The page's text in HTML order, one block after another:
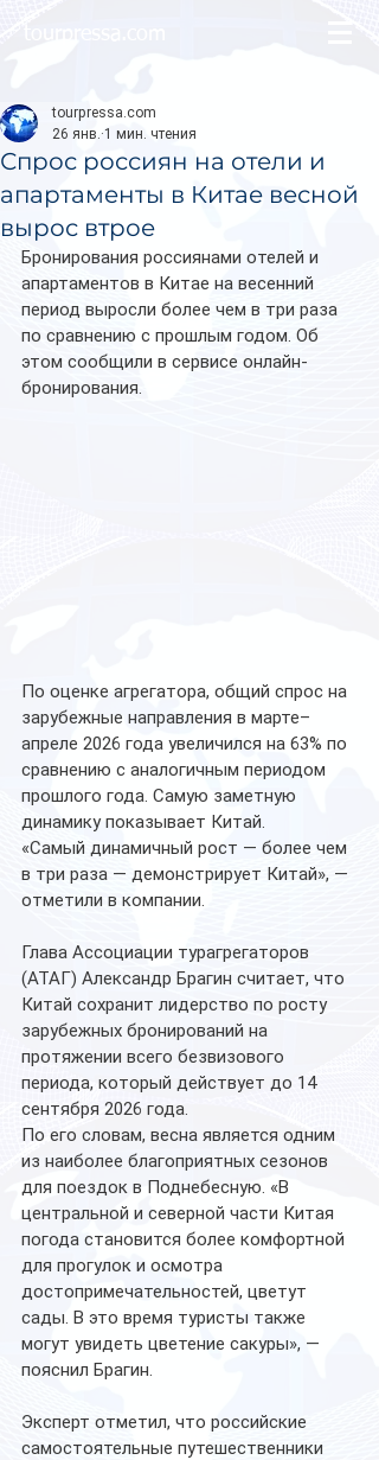
Спрос россиян на отели и
апартаменты в Китае весной
вырос втрое
tourpressa.com
26 янв. 1 мин. чтения
Бронирования россиянами отелей и
апартаментов в Китае на весенний
период выросли более чем в три раза
по сравнению с прошлым годом. Об
этом сообщили в сервисе онлайн-
бронирования.
По оценке агрегатора, общий спрос на
зарубежные направления в марте–
апреле 2026 года увеличился на 63% по
сравнению с аналогичным периодом
прошлого года. Самую заметную
динамику показывает Китай.
«Самый динамичный рост — более чем
в три раза — демонстрирует Китай», —
отметили в компании.
Глава Ассоциации турагрегаторов
(АТАГ) Александр Брагин считает, что
Китай сохранит лидерство по росту
зарубежных бронирований на
протяжении всего безвизового
периода, который действует до 14
сентября 2026 года.
По его словам, весна является одним
из наиболее благоприятных сезонов
для поездок в Поднебесную. «В
центральной и северной части Китая
погода становится более комфортной
для прогулок и осмотра
достопримечательностей, цветут
сады. В это время туристы также
могут увидеть цветение сакуры», —
пояснил Брагин.
Эксперт отметил, что российские
самостоятельные путешественники